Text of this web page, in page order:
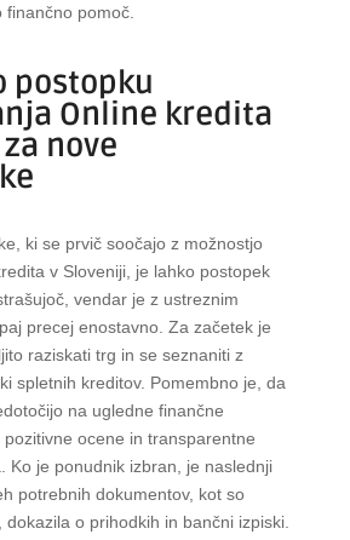
pomoč.
postopku
Online kredita
nove
ki se prvič soočajo z možnostjo
v Sloveniji, je lahko postopek
vendar je z ustreznim
precej enostavno. Za začetek je
raziskati trg in se seznaniti z
spletnih kreditov. Pomembno je, da
na ugledne finančne
ocene in transparentne
Ko je ponudnik izbran, je naslednji
potrebnih dokumentov, kot so
o prihodkih in bančni izpiski.